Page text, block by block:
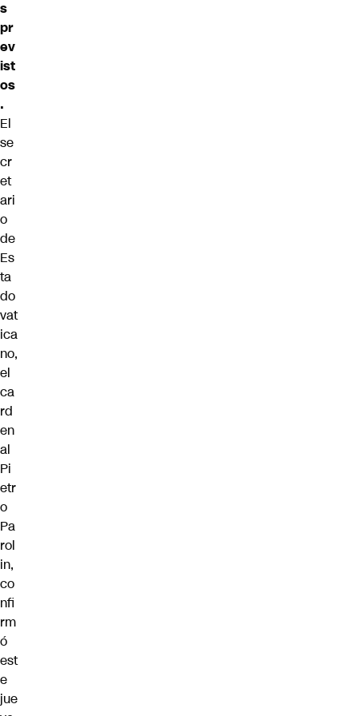
s
pr
ev
ist
os
.
El
se
cr
et
ari
o
de
Es
ta
do
vat
ica
no,
el
ca
rd
en
al
Pi
etr
o
Pa
rol
in,
co
nfi
rm
ó
est
e
jue